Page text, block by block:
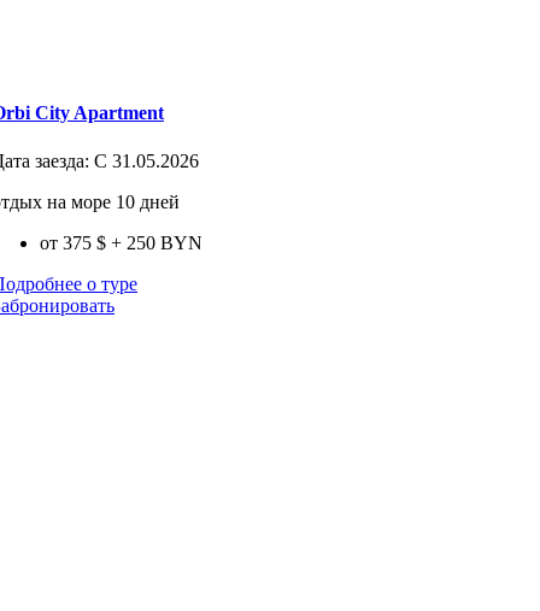
City Apartment
заезда: С 31.05.2026
на море 10 дней
от 375 $ + 250 BYN
о туре